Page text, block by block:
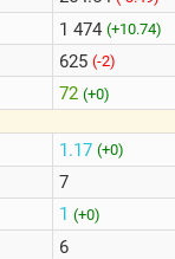
1 474 (+10.74)
625 (-2)
72 (+0)
1.17 (+0)
7
1 (+0)
6